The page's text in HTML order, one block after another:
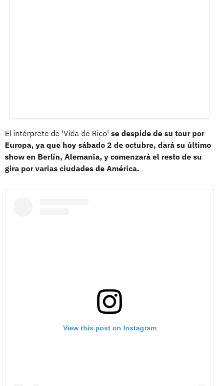
El intérprete de 'Vida de Rico' se despide de su tour por
Europa, ya que hoy sábado 2 de octubre, dará su último
show en Berlín, Alemania, y comenzará el resto de su
gira por varias ciudades de América.
View this post on Instagram